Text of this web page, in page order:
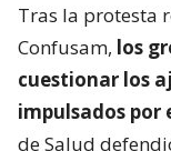
Tras la protesta
Confusam, los
cuestionar los
impulsados por
de Salud